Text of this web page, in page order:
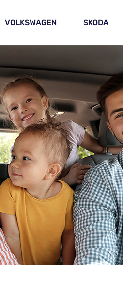
VOLKSWAGEN SKODA